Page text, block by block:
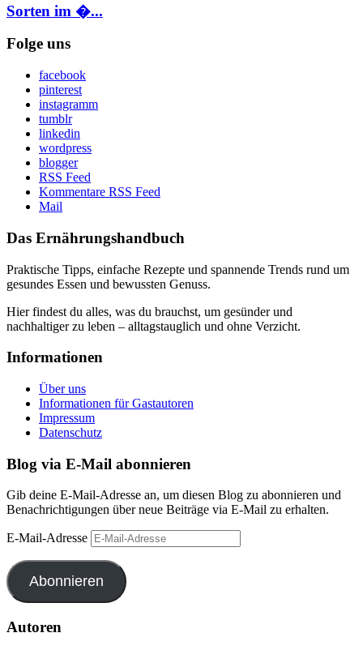
Sorten im �...
Folge uns
facebook
pinterest
instagramm
tumblr
linkedin
wordpress
blogger
RSS Feed
Kommentare RSS Feed
Mail
Das Ernährungshandbuch
Praktische Tipps, einfache Rezepte und spannende Trends rund um
gesundes Essen und bewussten Genuss.
Hier findest du alles, was du brauchst, um gesünder und
nachhaltiger zu leben – alltagstauglich und ohne Verzicht.
Informationen
Über uns
Informationen für Gastautoren
Impressum
Datenschutz
Blog via E-Mail abonnieren
Gib deine E-Mail-Adresse an, um diesen Blog zu abonnieren und
Benachrichtigungen über neue Beiträge via E-Mail zu erhalten.
E-Mail-Adresse
Abonnieren
Autoren